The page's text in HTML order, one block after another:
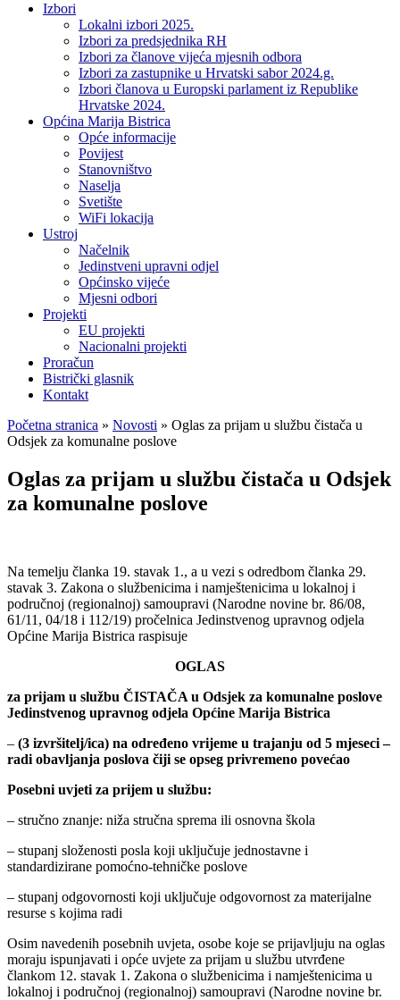
Izbori
Lokalni izbori 2025.
Izbori za predsjednika RH
Izbori za članove vijeća mjesnih odbora
Izbori za zastupnike u Hrvatski sabor 2024.g.
Izbori članova u Europski parlament iz Republike
Hrvatske 2024.
Općina Marija Bistrica
Opće informacije
Povijest
Stanovništvo
Naselja
Svetište
WiFi lokacija
Ustroj
Načelnik
Jedinstveni upravni odjel
Općinsko vijeće
Mjesni odbori
Projekti
EU projekti
Nacionalni projekti
Proračun
Bistrički glasnik
Kontakt
Početna stranica » Novosti » Oglas za prijam u službu čistača u
Odsjek za komunalne poslove
Oglas za prijam u službu čistača u Odsjek
za komunalne poslove
Na temelju članka 19. stavak 1., a u vezi s odredbom članka 29.
stavak 3. Zakona o službenicima i namještenicima u lokalnoj i
područnoj (regionalnoj) samoupravi (Narodne novine br. 86/08,
61/11, 04/18 i 112/19) pročelnica Jedinstvenog upravnog odjela
Općine Marija Bistrica raspisuje
OGLAS
za prijam u službu ČISTAČA u Odsjek za komunalne poslove
Jedinstvenog upravnog odjela Općine Marija Bistrica
– (3 izvršitelj/ica) na određeno vrijeme u trajanju od 5 mjeseci –
radi obavljanja poslova čiji se opseg privremeno povećao
Posebni uvjeti za prijem u službu:
– stručno znanje: niža stručna sprema ili osnovna škola
– stupanj složenosti posla koji uključuje jednostavne i
standardizirane pomoćno-tehničke poslove
– stupanj odgovornosti koji uključuje odgovornost za materijalne
resurse s kojima radi
Osim navedenih posebnih uvjeta, osobe koje se prijavljuju na oglas
moraju ispunjavati i opće uvjete za prijam u službu utvrđene
člankom 12. stavak 1. Zakona o službenicima i namještenicima u
lokalnoj i područnoj (regionalnoj) samoupravi (Narodne novine br.